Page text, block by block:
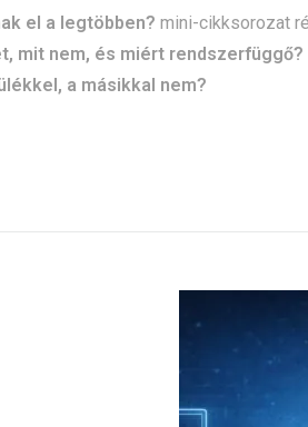
el a legtöbben? mini-cikksorozat
mit nem, és miért rendszerfüggő?
a másikkal nem?